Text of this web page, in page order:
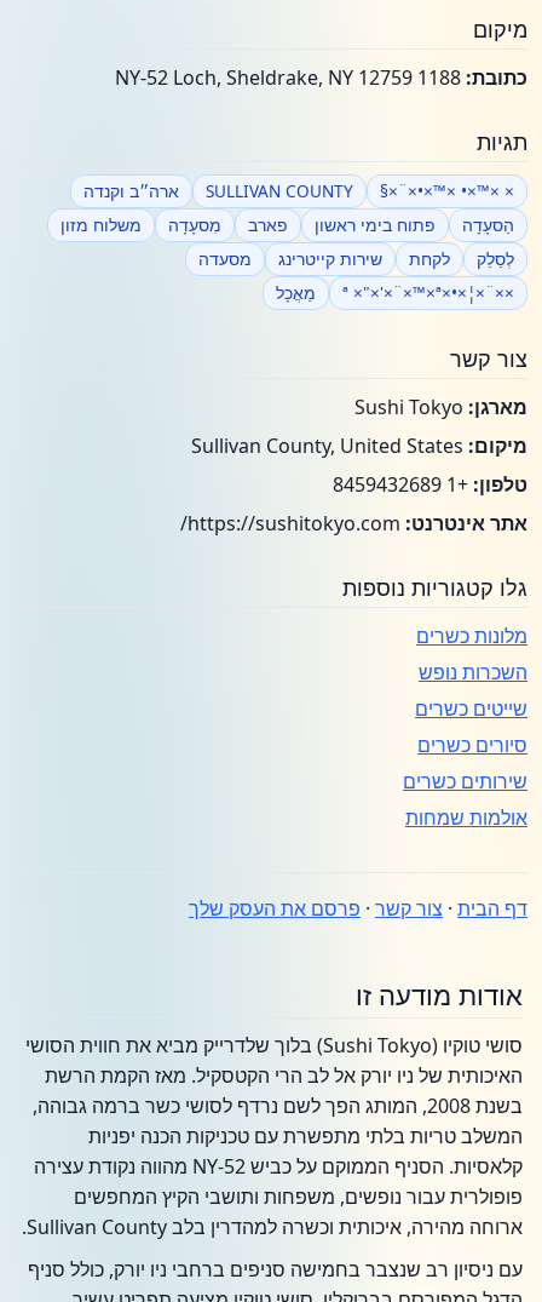
מיקום
כתובת:
תגיות
× ×™×• ×™×•×¨×§
SULLIVAN COUNTY
ארה״ב וקנדה
הַסעָדָה
פתוח בימי ראשון פארב מִסעָדָה
משלוח מזון
לְסַלֵק
לקחת שירות קייטרינג
מסעדה
××¨×¦×•×ª ×"×'×¨×™×ª
מַאֲכָל
צור קשר
מארגן:
מיקום:
טלפון: +1 8459432689
אתר אינטרנט:
גלו קטגוריות נוספות
מלונות כשרים
השכרות נופש
שייטים כשרים
סיורים כשרים
שירותים כשרים
אולמות שמחות
דף הבית · צור קשר · פרסם את העסק שלך
אודות מודעה זו
סושי טוקיו (Sushi Tokyo) בלוך שלדרייק מביא את חווית הסושי
האיכותית של ניו יורק אל לב הרי הקטסקיל. מאז הקמת הרשת
בשנת 2008, המותג הפך לשם נרדף לסושי כשר ברמה גבוהה,
המשלב טריות בלתי מתפשרת עם טכניקות הכנה יפניות
קלאסיות. הסניף הממוקם על כביש NY-52 מהווה נקודת עצירה
פופולרית עבור נופשים, משפחות ותושבי הקיץ המחפשים
ארוחה מהירה, איכותית וכשרה למהדרין בלב Sullivan County.
עם ניסיון רב שנצבר בחמישה סניפים ברחבי ניו יורק, כולל סניף